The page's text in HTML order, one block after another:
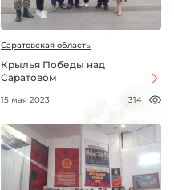
Саратовская область
Крылья Победы над
Саратовом
15 мая 2023 314